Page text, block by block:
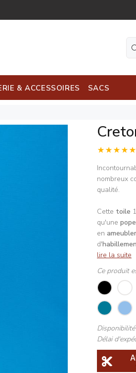
& ACCESSOIRES SACS
nombreux
qualité.
Cette toile
qu'une
en
d'
lire la suite
Ce produit
Délai